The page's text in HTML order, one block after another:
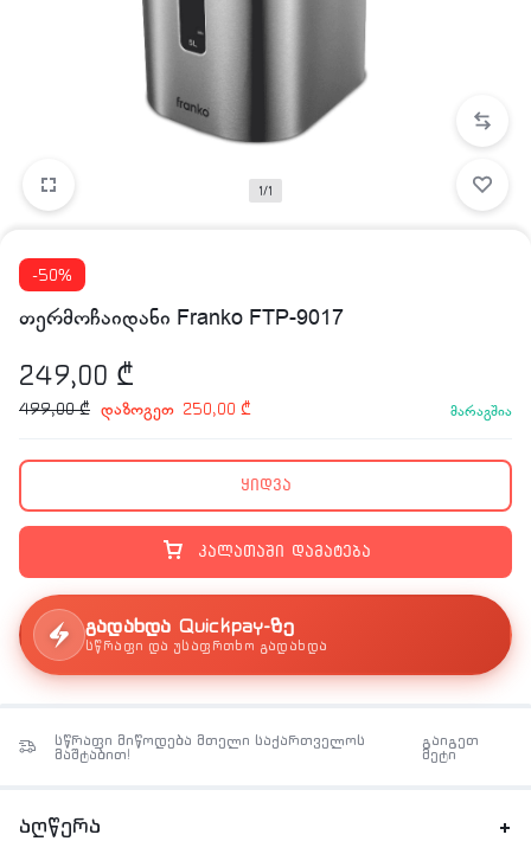
1/1
-50%
თერმოჩაიდანი Franko FTP-9017
249,00 ₾
499,00₾ დაზოგეთ 250,00 ₾ მარაგშია
კალათაში დამატება
ყიდვა
გადახდა Quickpay-ზე
სწრაფი და უსაფრთხო გადახდა
სწრაფი მიწოდება მთელი საქართველოს
მაშტაბით!
გაიგეთ
მეტი
აღწერა